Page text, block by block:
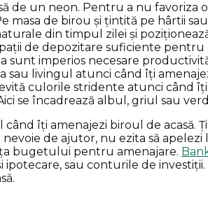
de un neon. Pentru a nu favoriza
masa de birou și țintită pe hârtii
din timpul zilei și
de depozitare suficiente
sunt imperios necesare
livingul atunci când îți
culorile stridente atunci când
se încadrează albul, griul sau
îți amenajezi biroul de
de ajutor, nu ezita să
bugetului pentru amenajare.
sau conturile de investiții.